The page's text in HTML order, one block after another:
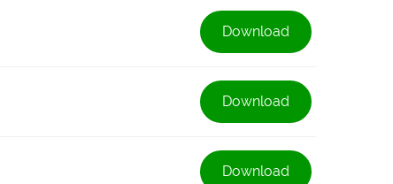
Download
Download
Download